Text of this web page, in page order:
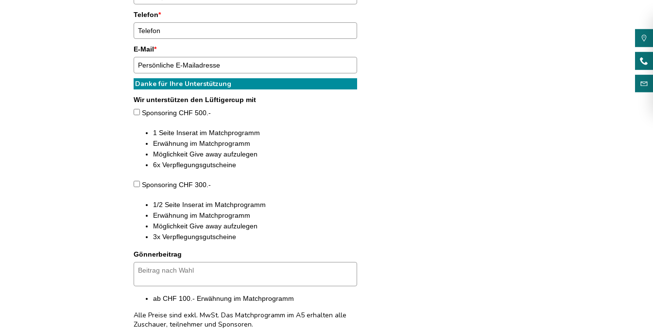
Telefon*
E-Mail*
Danke für Ihre Unterstützung
Wir unterstützen den Lüftigercup mit
Sponsoring CHF 500.-
1 Seite Inserat im Matchprogramm
Erwähnung im Matchprogramm
Möglichkeit Give away aufzulegen
6x Verpflegungsgutscheine
Sponsoring CHF 300.-
1/2 Seite Inserat im Matchprogramm
Erwähnung im Matchprogramm
Möglichkeit Give away aufzulegen
3x Verpflegungsgutscheine
Gönnerbeitrag
ab CHF 100.- Erwähnung im Matchprogramm
Alle Preise sind exkl. MwSt. Das Matchprogramm im A5 erhalten alle
Zuschauer, teilnehmer und Sponsoren.